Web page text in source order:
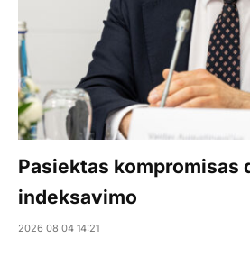
Pasiektas kompromisas
indeksavimo
2026 08 04 14:21